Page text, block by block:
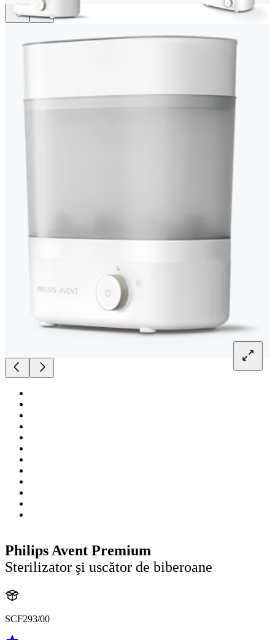
Philips Avent Premium
Sterilizator şi uscător de biberoane
SCF293/00